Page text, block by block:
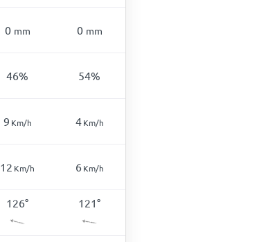
0 mm 0 mm
46% 54%
9 Km/h 4 Km/h
12 Km/h 6 Km/h
126° 121°